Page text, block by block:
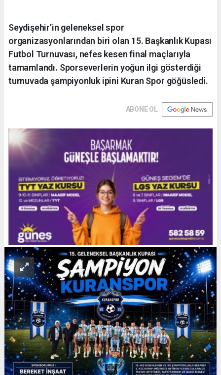
Seydişehir’in geleneksel spor
organizasyonlarından biri olan 15. Başkanlık Kupası
Futbol Turnuvası, nefes kesen final maçlarıyla
tamamlandı. Sporseverlerin yoğun ilgi gösterdiği
turnuvada şampiyonluk ipini Kuran Spor göğüsledi.
ABONE OL